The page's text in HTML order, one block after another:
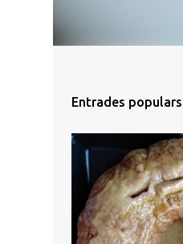
Entrades populars